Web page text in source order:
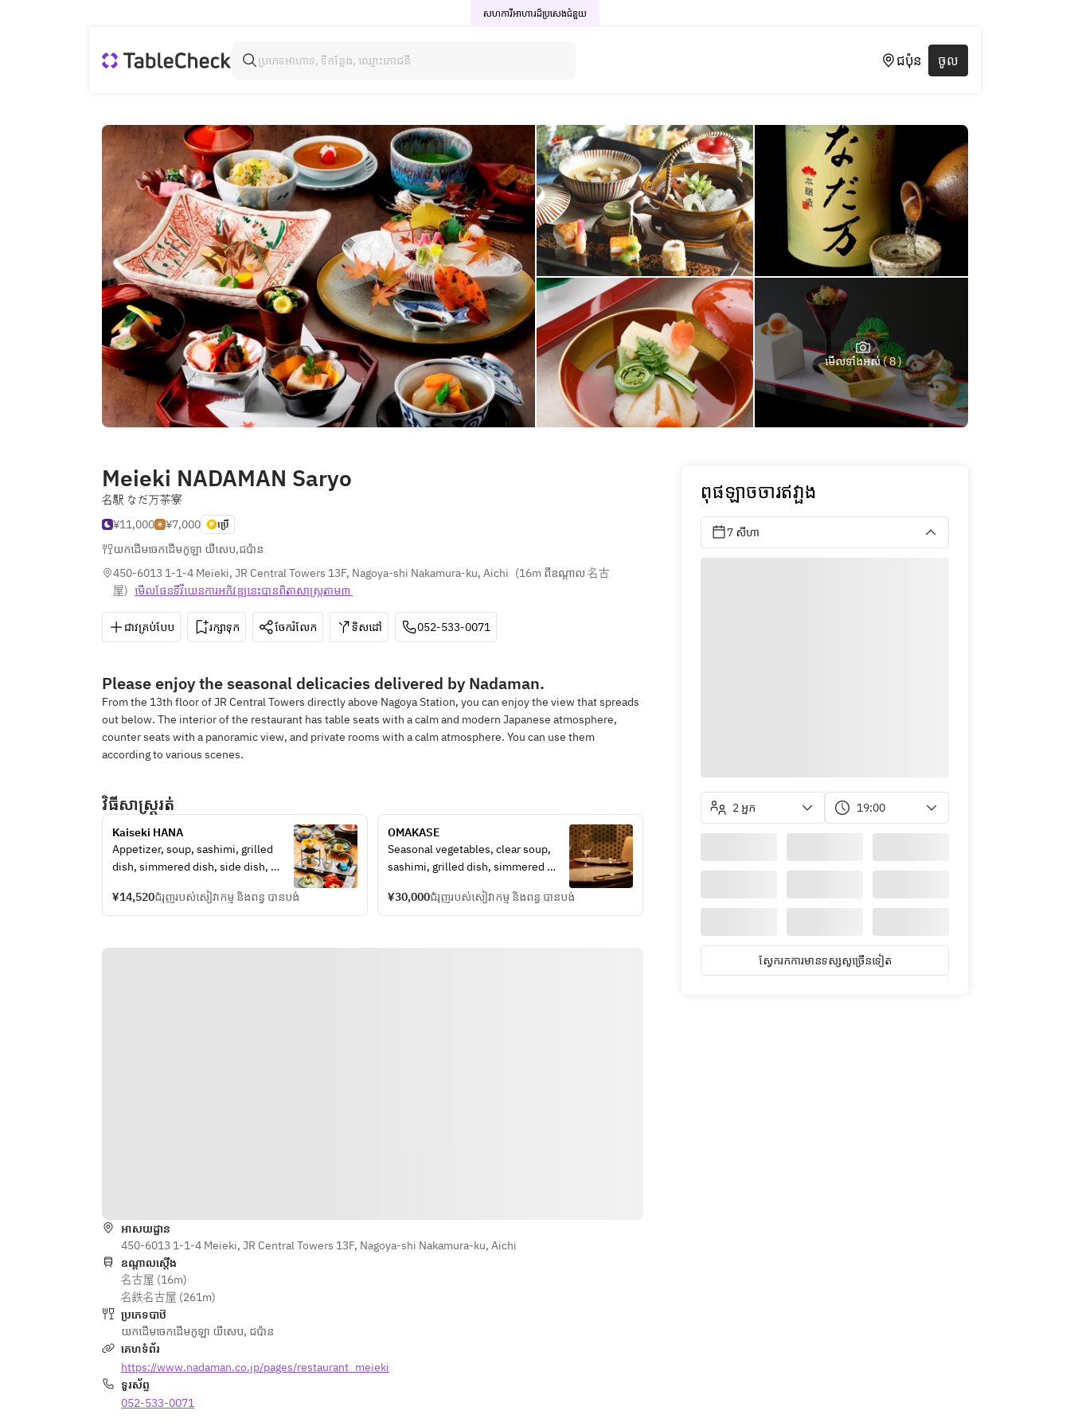
សហការីអាហារដ៏ប្រសេងជំនួយ
ជប៉ុន ចូល
មើលទាំងអស់ ( 8 )
Meieki NADAMAN Saryo
名駅 なだ万茶寮
¥11,000
¥7,000 ប្រើ
យកដើមចេកដើមកូឡា យីសេប,ជប៉ាន
450-6013 1-1-4 Meieki, JR Central Towers 13F, Nagoya-shi Nakamura-ku, Aichi (16m ពីឧណ្ដាល 名古
屋) មើលផែនទី​វីយេន​ការ​អភិវឌ្ឍ​នេះ​បាន​ពិតា​សាស្រ្ត​តាម៣
ជាវគ្រប់បែប រក្សាទុក ចែករំលែក ទិសដៅ 052-533-0071
Please enjoy the seasonal delicacies delivered by Nadaman.
From the 13th floor of JR Central Towers directly above Nagoya Station, you can enjoy the view that spreads
out below. The interior of the restaurant has table seats with a calm and modern Japanese atmosphere,
counter seats with a panoramic view, and private rooms with a calm atmosphere. You can use them
according to various scenes.
វិធីសាស្រ្តរត់
Kaiseki HANA
Appetizer, soup, sashimi, grilled
dish, simmered dish, side dish,
Photos are for illustrative purposes
¥14,520ជំរុញរបស់សៀវាកម្ម និងពន្ធ បានបង់
OMAKASE
Seasonal vegetables, clear soup,
sashimi, grilled dish, simmered
¥30,000ជំរុញរបស់សៀវាកម្ម និងពន្ធ បានបង់
អាសយដ្ឋាន
450-6013 1-1-4 Meieki, JR Central Towers 13F, Nagoya-shi Nakamura-ku, Aichi
ឧណ្ដាលស្ដើង
名古屋 (16m)
名鉄名古屋 (261m)
ប្រភេទបាឋ៊
យកដើមចេកដើមកូឡា យីសេប, ជប៉ាន
គេហទំព័រ
https://www.nadaman.co.jp/pages/restaurant_meieki
ទូរស័ព្ទ
052-533-0071
ពុផឡាចចារឥវា្ផង
7 សីហា
2 អ្នក 19:00
ស្វែ​ក​រក​ការ​មាន​ទស្សសូ​ច្រើន​ទៀត